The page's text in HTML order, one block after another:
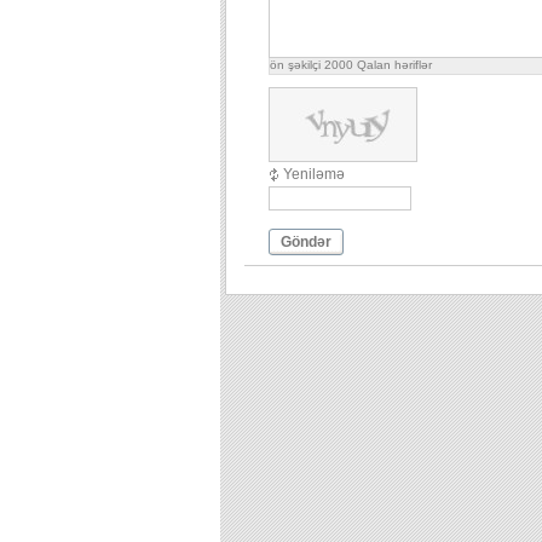
ön şəkilçi 2000 Qalan həriflər
Yeniləmə
Göndər